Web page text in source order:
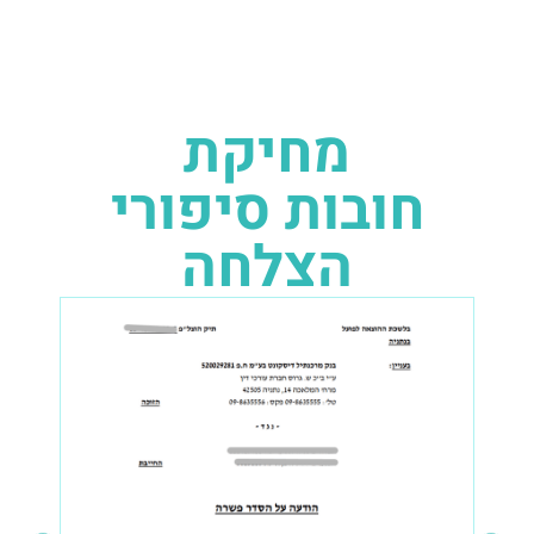
מחיקת
חובות סיפורי
הצלחה